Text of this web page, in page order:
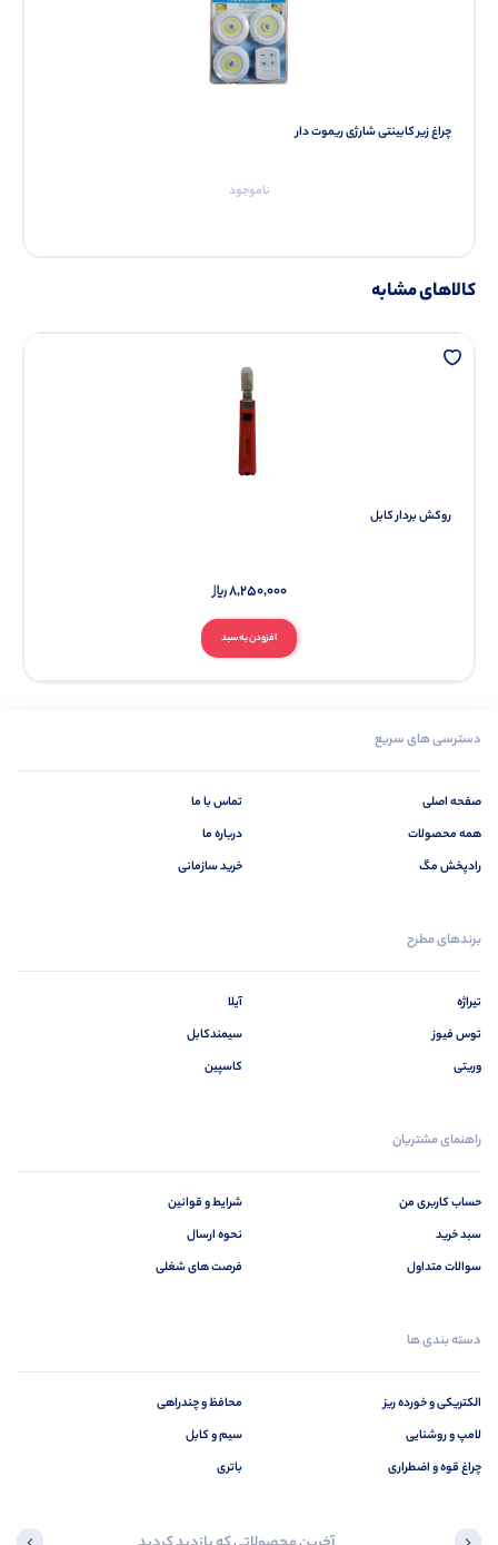
چراغ زیر کابینتی شارژی ریموت دار
ناموجود
کالاهای مشابه
روکش بردار کابل
افزودن به سبد
8,250,000
دسترسی های سریع
صفحه اصلی
همه محصولات
رادپخش مگ
تماس با ما
درباره ما
خرید سازمانی
برندهای مطرح
تیراژه
توس فیوز
وریتی
آیلا
سیمندکابل
کاسپین
راهنمای مشتریان
حساب کاربری من
سبد خرید
سوالات متداول
شرایط و قوانین
نحوه ارسال
فرصت های شغلی
دسته بندی ها
الکتریکی و خورده ریز
لامپ و روشنایی
چراغ قوه و اضطراری
محافظ و چندراهی
سیم و کابل
باتری